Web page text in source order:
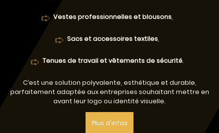
Vestes professionnelles et blousons,
Sacs et accessoires textiles,
Tenues de travail et vêtements de sécurité.
C’est une solution polyvalente, esthétique et durable,
parfaitement adaptée aux entreprises souhaitant mettre en
avant leur logo ou identité visuelle.
Plus d'infos